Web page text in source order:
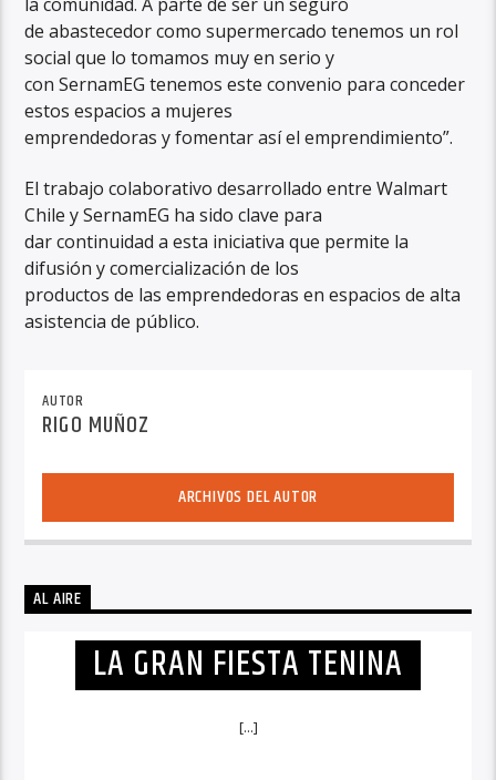
de abastecedor como supermercado tenemos un rol
social que lo tomamos muy en serio y
con SernamEG tenemos este convenio para conceder
estos espacios a mujeres
emprendedoras y fomentar así el emprendimiento”.
El trabajo colaborativo desarrollado entre Walmart
Chile y SernamEG ha sido clave para
dar continuidad a esta iniciativa que permite la
difusión y comercialización de los
productos de las emprendedoras en espacios de alta
asistencia de público.
AUTOR
RIGO MUÑOZ
ARCHIVOS DEL AUTOR
AL AIRE
LA GRAN FIESTA TENINA
[...]